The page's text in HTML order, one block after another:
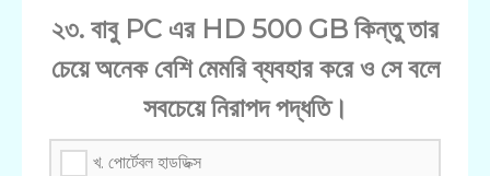
২৩. বাবু PC এর HD 500 GB কিন্তু তার
চেয়ে অনেক বেশি মেমরি ব্যবহার করে ও সে বলে
সবচেয়ে নিরাপদ পদ্ধতি।
খ. পোর্টেবল হাডডিক্স